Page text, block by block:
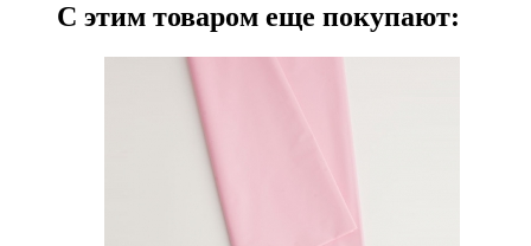
С этим товаром еще покупают: